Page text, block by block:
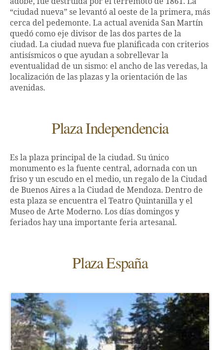
“ciudad nueva” se levantó al oeste de la primera, más
cerca del pedemonte. La actual avenida San Martín
quedó como eje divisor de las dos partes de la
ciudad. La ciudad nueva fue planificada con criterios
antisísmicos o que ayudan a sobrellevar la
eventualidad de un sismo: el ancho de las veredas, la
localización de las plazas y la orientación de las
avenidas.
Plaza Independencia
Es la plaza principal de la ciudad. Su único
monumento es la fuente central, adornada con un
friso y un escudo en el medio, un regalo de la Ciudad
de Buenos Aires a la Ciudad de Mendoza. Dentro de
esta plaza se encuentra el Teatro Quintanilla y el
Museo de Arte Moderno. Los días domingos y
feriados hay una importante feria artesanal.
Plaza España